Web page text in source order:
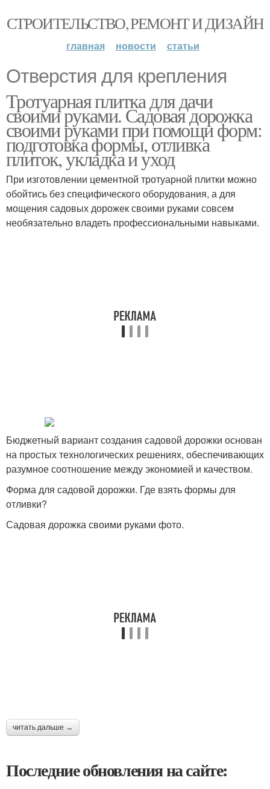
СТРОИТЕЛЬСТВО, РЕМОНТ И ДИЗАЙН
главная новости статьи
Отверстия для крепления
Тротуарная плитка для дачи
своими руками. Садовая дорожка
своими руками при помощи форм:
подготовка формы, отливка
плиток, укладка и уход
При изготовлении цементной тротуарной плитки можно
обойтись без специфического оборудования, а для
мощения садовых дорожек своими руками совсем
необязательно владеть профессиональными навыками.
Бюджетный вариант создания садовой дорожки основан
на простых технологических решениях, обеспечивающих
разумное соотношение между экономией и качеством.
Форма для садовой дорожки. Где взять формы для
отливки?
Садовая дорожка своими руками фото.
читать дальше →
Последние обновления на сайте: